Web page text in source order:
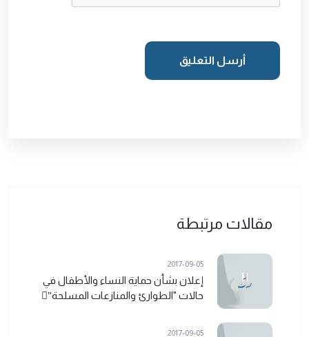
أرسل التعليق
مقالات مرتبطة
2017-09-05
إعلان بشأن حماية النساء والأطفال في
حالات "الطوارئ والمنازعات المسلحة"ً
2017-09-05